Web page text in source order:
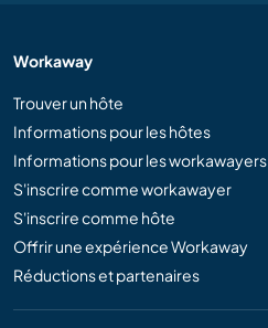
Workaway
Trouver un hôte
Informations pour les hôtes
Informations pour les workawayers
S'inscrire comme workawayer
S'inscrire comme hôte
Offrir une expérience Workaway
Réductions et partenaires